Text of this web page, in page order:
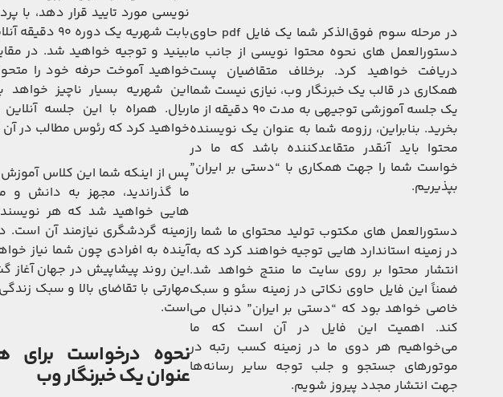
در مرحله سوم فوق‌الذکر شما یک فایل pdf حاوی
دستورالعمل های نحوه محتوا نویسی از جانب ما
دریافت خواهید کرد. برخلاف متقاضیان پست
همکاری در قالب یک خبرنگار وب، نیازی نیست شما
یک جلسه آموزشی توجیهی به مدت ۹۰ دقیقه از ما
بخرید. بنابراین، رزومه شما به عنوان یک نویسنده
محتوا باید آنقدر متقاعدکننده باشد که ما در
خواست شما را جهت همکاری با “دستی بر ایران”
بپذیریم.
دستورالعمل های مکتوب تولید محتوای ما شما را
در زمینه استاندارد هایی توجیه خواهند کرد که به
انتشار محتوا بر روی سایت ما منتج خواهد شد.
ضمناً این فایل حاوی نکاتی در زمینه سئو و سبک
خاصی خواهد بود که “دستی بر ایران” دنبال می
کند. اهمیت این فایل در آن است که ما
می‌خواهیم هر دوی ما در زمینه کسب رتبه در
موتورهای جستجو و جلب توجه سایر رسانه‌ها
جهت انتشار مجدد پیروز شویم.
نویسی مورد تایید قرار دهد، با
بابت شهریه یک
بینید و توجیه خواهید شد. در
خواهید آموخت حرفه خود را
ریال. همراه با این جلسه
خواهید کرد که رئوس مطالب در
پس از اینکه شما این کلاس آموزش
ما گذراندید، مجهز به دانش و
هایی خواهید شد که هر
زمینه گردشگری نیازمند آن است.
آینده به افرادی چون شما نیاز
این روند پیشاپیش در جهان آغاز
مهارتی با تقاضای بالا و سبک
است.
نحوه درخواست برای
عنوان یک خبرنگار وب